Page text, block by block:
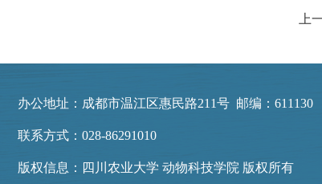
办公地址：成都市温江区惠民路211号 邮编：611130
联系方式：028-86291010
版权信息：四川农业大学 动物科技学院 版权所有